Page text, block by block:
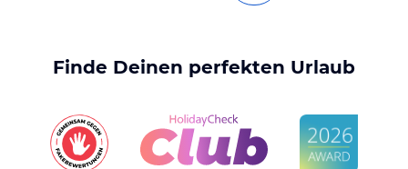
Finde Deinen perfekten Urlaub